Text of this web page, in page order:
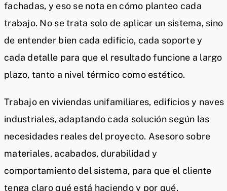
fachadas, y eso se nota en cómo planteo cada
trabajo. No se trata solo de aplicar un sistema, sino
de entender bien cada edificio, cada soporte y
cada detalle para que el resultado funcione a largo
plazo, tanto a nivel térmico como estético.
Trabajo en viviendas unifamiliares, edificios y naves
industriales, adaptando cada solución según las
necesidades reales del proyecto. Asesoro sobre
materiales, acabados, durabilidad y
comportamiento del sistema, para que el cliente
tenga claro qué está haciendo y por qué.